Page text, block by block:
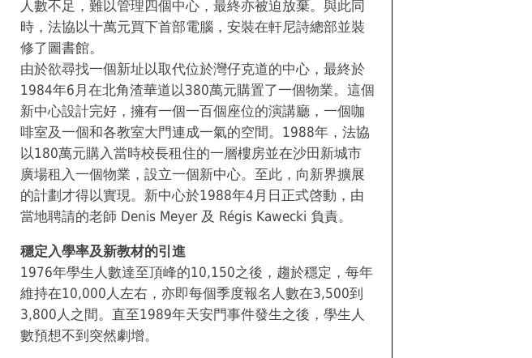
人數不足，難以管理四個中心，最終亦被迫放棄。與此同
時，法協以十萬元買下首部電腦，安裝在軒尼詩總部並裝
修了圖書館。
由於欲尋找一個新址以取代位於灣仔克道的中心，最終於
1984年6月在北角渣華道以380萬元購置了一個物業。這個
新中心設計完好，擁有一個一百個座位的演講廳，一個咖
啡室及一個和各教室大門連成一氣的空間。1988年，法協
以180萬元購入當時校長租住的一層樓房並在沙田新城市
廣場租入一個物業，設立一個新中心。至此，向新界擴展
的計劃才得以實現。新中心於1988年4月日正式啓動，由
當地聘請的老師 Denis Meyer 及 Régis Kawecki 負責。
穩定入學率及新教材的引進
1976年學生人數達至頂峰的10,150之後，趨於穩定，每年
維持在10,000人左右，亦即每個季度報名人數在3,500到
3,800人之間。直至1989年天安門事件發生之後，學生人
數預想不到突然劇增。